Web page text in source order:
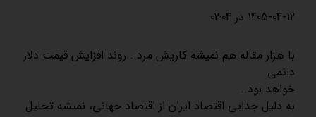
1405-04-12 در 02:04
با هزار مقاله هم نمیشه کاریش مرد.. روند افزایش قیمت دلار
دائمی
خواهد بود..
به دلیل جدایی اقتصاد ایران از اقتصاد جهانی، نمیشه تحلیل